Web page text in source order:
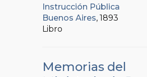
Instrucción Pública
Buenos Aires, 1893
Libro
Memorias del